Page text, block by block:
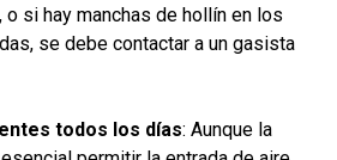
o si hay manchas de hollín en los
se debe contactar a un gasista
todos los días: Aunque la